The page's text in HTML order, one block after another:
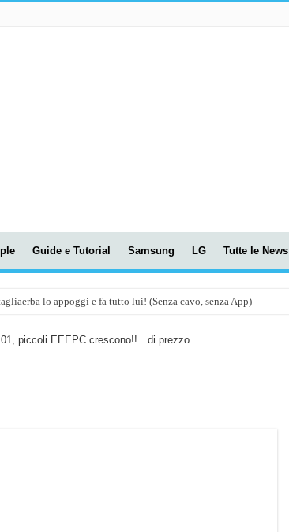
Guide e Tutorial Samsung LG Tutte le News
lo appoggi e fa tutto lui! (Senza cavo, senza App)
piccoli EEEPC crescono!!…di prezzo..